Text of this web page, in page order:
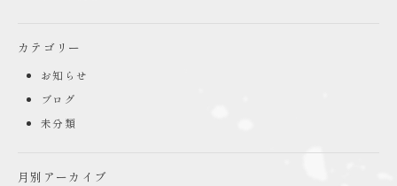
カテゴリー
お知らせ
ブログ
未分類
月別アーカイブ